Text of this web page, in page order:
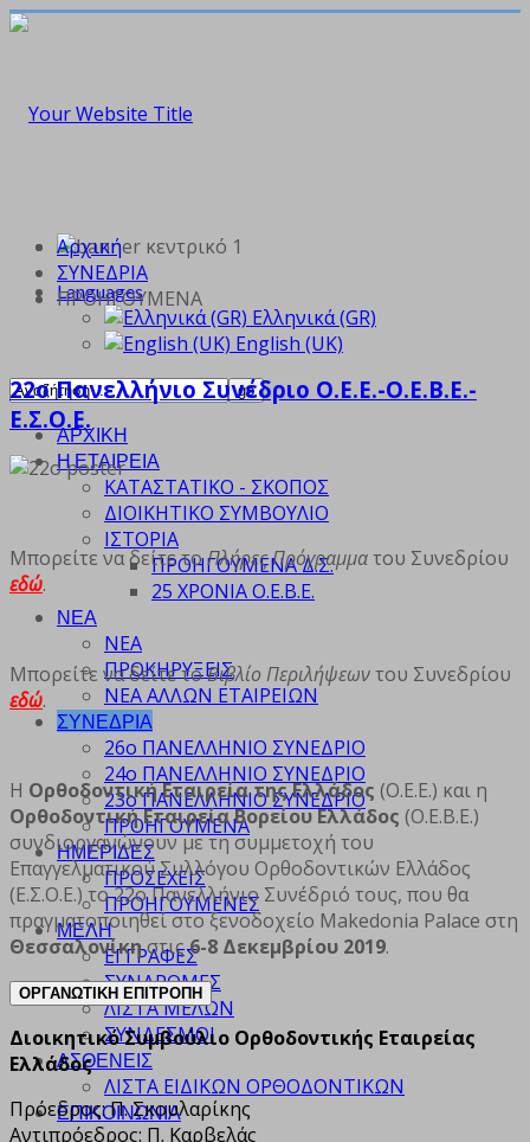
Languages
Ελληνικά (GR)
English (UK)
ΑΡΧΙΚΗ
Η ΕΤΑΙΡΕΙΑ
ΚΑΤΑΣΤΑΤΙΚΟ - ΣΚΟΠΟΣ
ΔΙΟΙΚΗΤΙΚΟ ΣΥΜΒΟΥΛΙΟ
ΙΣΤΟΡΙΑ
ΠΡΟΗΓΟΥΜΕΝΑ Δ.Σ.
25 ΧΡΟΝΙΑ Ο.Ε.Β.Ε.
ΝΕΑ
ΝΕΑ
ΠΡΟΚΗΡΥΞΕΙΣ
ΝΕΑ ΑΛΛΩΝ ΕΤΑΙΡΕΙΩΝ
ΣΥΝΕΔΡΙΑ
26ο ΠΑΝΕΛΛΗΝΙΟ ΣΥΝΕΔΡΙΟ
24ο ΠΑΝΕΛΛΗΝΙΟ ΣΥΝΕΔΡΙΟ
23ο ΠΑΝΕΛΛΗΝΙΟ ΣΥΝΕΔΡΙΟ
ΠΡΟΗΓΟΥΜΕΝΑ
ΗΜΕΡΙΔΕΣ
ΠΡΟΣΕΧΕΙΣ
ΠΡΟΗΓΟΥΜΕΝΕΣ
ΜΕΛΗ
ΕΓΓΡΑΦΕΣ
ΣΥΝΔΡΟΜΕΣ
ΛΙΣΤΑ ΜΕΛΩΝ
ΣΥΝΔΕΣΜΟΙ
ΑΣΘΕΝΕΙΣ
ΛΙΣΤΑ ΕΙΔΙΚΩΝ ΟΡΘΟΔΟΝΤΙΚΩΝ
ΕΠΙΚΟΙΝΩΝΙΑ
Αρχική
ΣΥΝΕΔΡΙΑ
ΠΡΟΗΓΟΥΜΕΝΑ
22ο Πανελλήνιο Συνέδριο Ο.Ε.Ε.-Ο.Ε.Β.Ε.-
Ε.Σ.Ο.Ε.
Μπορείτε να δείτε τοΠλήρες Πρόγραμματου Συνεδρίου
εδώ.
Μπορείτε να δείτε τοΒιβλίο Περιλήψεωντου Συνεδρίου
εδώ.
Η Ορθοδοντική Εταιρεία της Ελλάδος (Ο.Ε.Ε.) και η
Ορθοδοντική Εταιρεία Βορείου Ελλάδος (Ο.Ε.Β.Ε.)
συνδιοργανώνουν με τη συμμετοχή του
Επαγγελματικού Συλλόγου Ορθοδοντικών Ελλάδος
(Ε.Σ.Ο.Ε.) το 22ο Πανελλήνιο Συνέδριό τους, που θα
πραγματοποιηθεί στο ξενοδοχείο Makedonia Palace στη
Θεσσαλονίκηστις6-8 Δεκεμβρίου 2019.
ΟΡΓΑΝΩΤΙΚΗ ΕΠΙΤΡΟΠΗ
Διοικητικό Συμβούλιο Ορθοδοντικής Εταιρείας
Ελλάδος
Πρόεδρος: Π. Σκουλαρίκης
Αντιπρόεδρος: Π. Καρβελάς